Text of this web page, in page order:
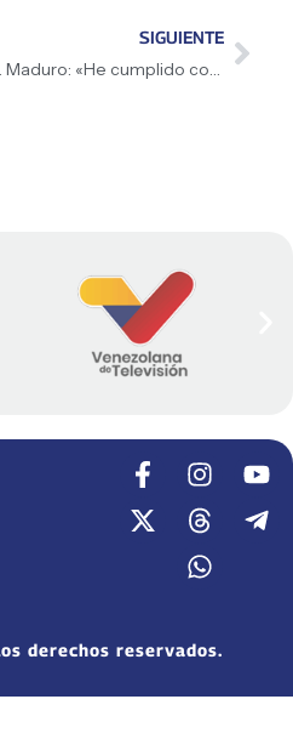
SIGUIENTE
Maduro: «He cumplido con la Constitución»
derechos reservados.